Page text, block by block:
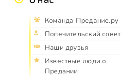
Команда Предание.ру
Попечительский совет
Наши друзья
Известные люди о
Предании